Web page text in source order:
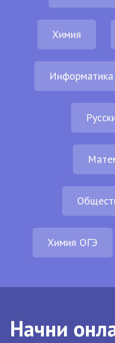
Химия
Информатика
Химия ОГЭ
Начни